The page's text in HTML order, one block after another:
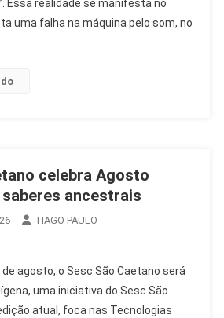
O
Essa realidade se manifesta no
uma falha na máquina pelo som, no
celebra Agosto
ancestrais
TIAGO PAULO
de agosto, o Sesc São Caetano será
uma iniciativa do Sesc São
atual, foca nas Tecnologias